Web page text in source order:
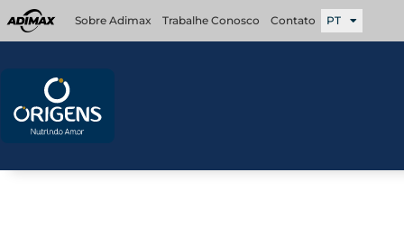
para
conteúdo
Sobre Adimax Trabalhe Conosco Contato PT